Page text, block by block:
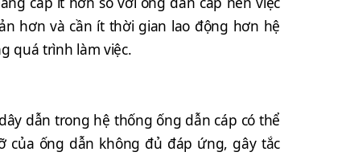
hơn và cần ít thời gian lao động hơn hệ
quá trình làm việc.
dẫn trong hệ thống ống dẫn cáp có thể
của ống dẫn không đủ đáp ứng, gây tắc